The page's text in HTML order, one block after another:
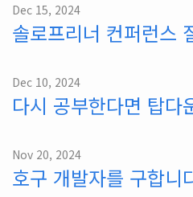
Dec 15, 2024
솔로프리너 컨퍼런스
Dec 10, 2024
다시 공부한다면 탑다
Nov 20, 2024
호구 개발자를 구합니